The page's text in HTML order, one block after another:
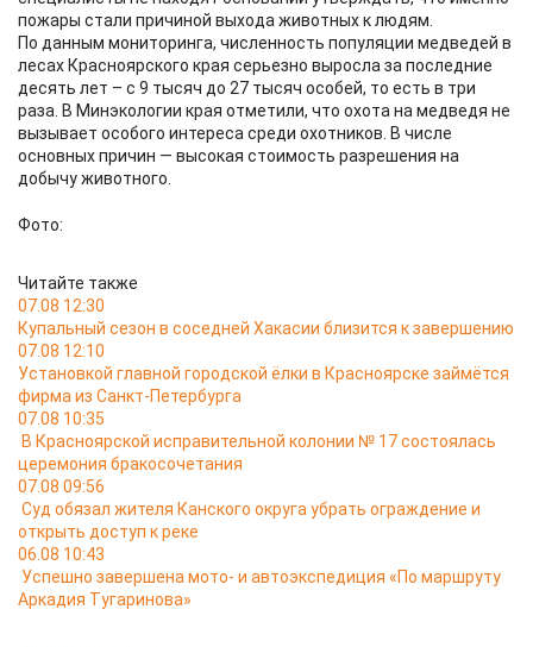
пожары стали причиной выхода животных к людям.
По данным мониторинга, численность популяции медведей в
лесах Красноярского края серьезно выросла за последние
десять лет – с 9 тысяч до 27 тысяч особей, то есть в три
раза. В Минэкологии края отметили, что охота на медведя не
вызывает особого интереса среди охотников. В числе
основных причин — высокая стоимость разрешения на
добычу животного.
Фото:
Читайте также
07.08 12:30
Купальный сезон в соседней Хакасии близится к завершению
07.08 12:10
Установкой главной городской ёлки в Красноярске займётся
фирма из Санкт-Петербурга
07.08 10:35
В Красноярской исправительной колонии № 17 состоялась
церемония бракосочетания
07.08 09:56
Суд обязал жителя Канского округа убрать ограждение и
открыть доступ к реке
06.08 10:43
Успешно завершена мото- и автоэкспедиция «По маршруту
Аркадия Тугаринова»